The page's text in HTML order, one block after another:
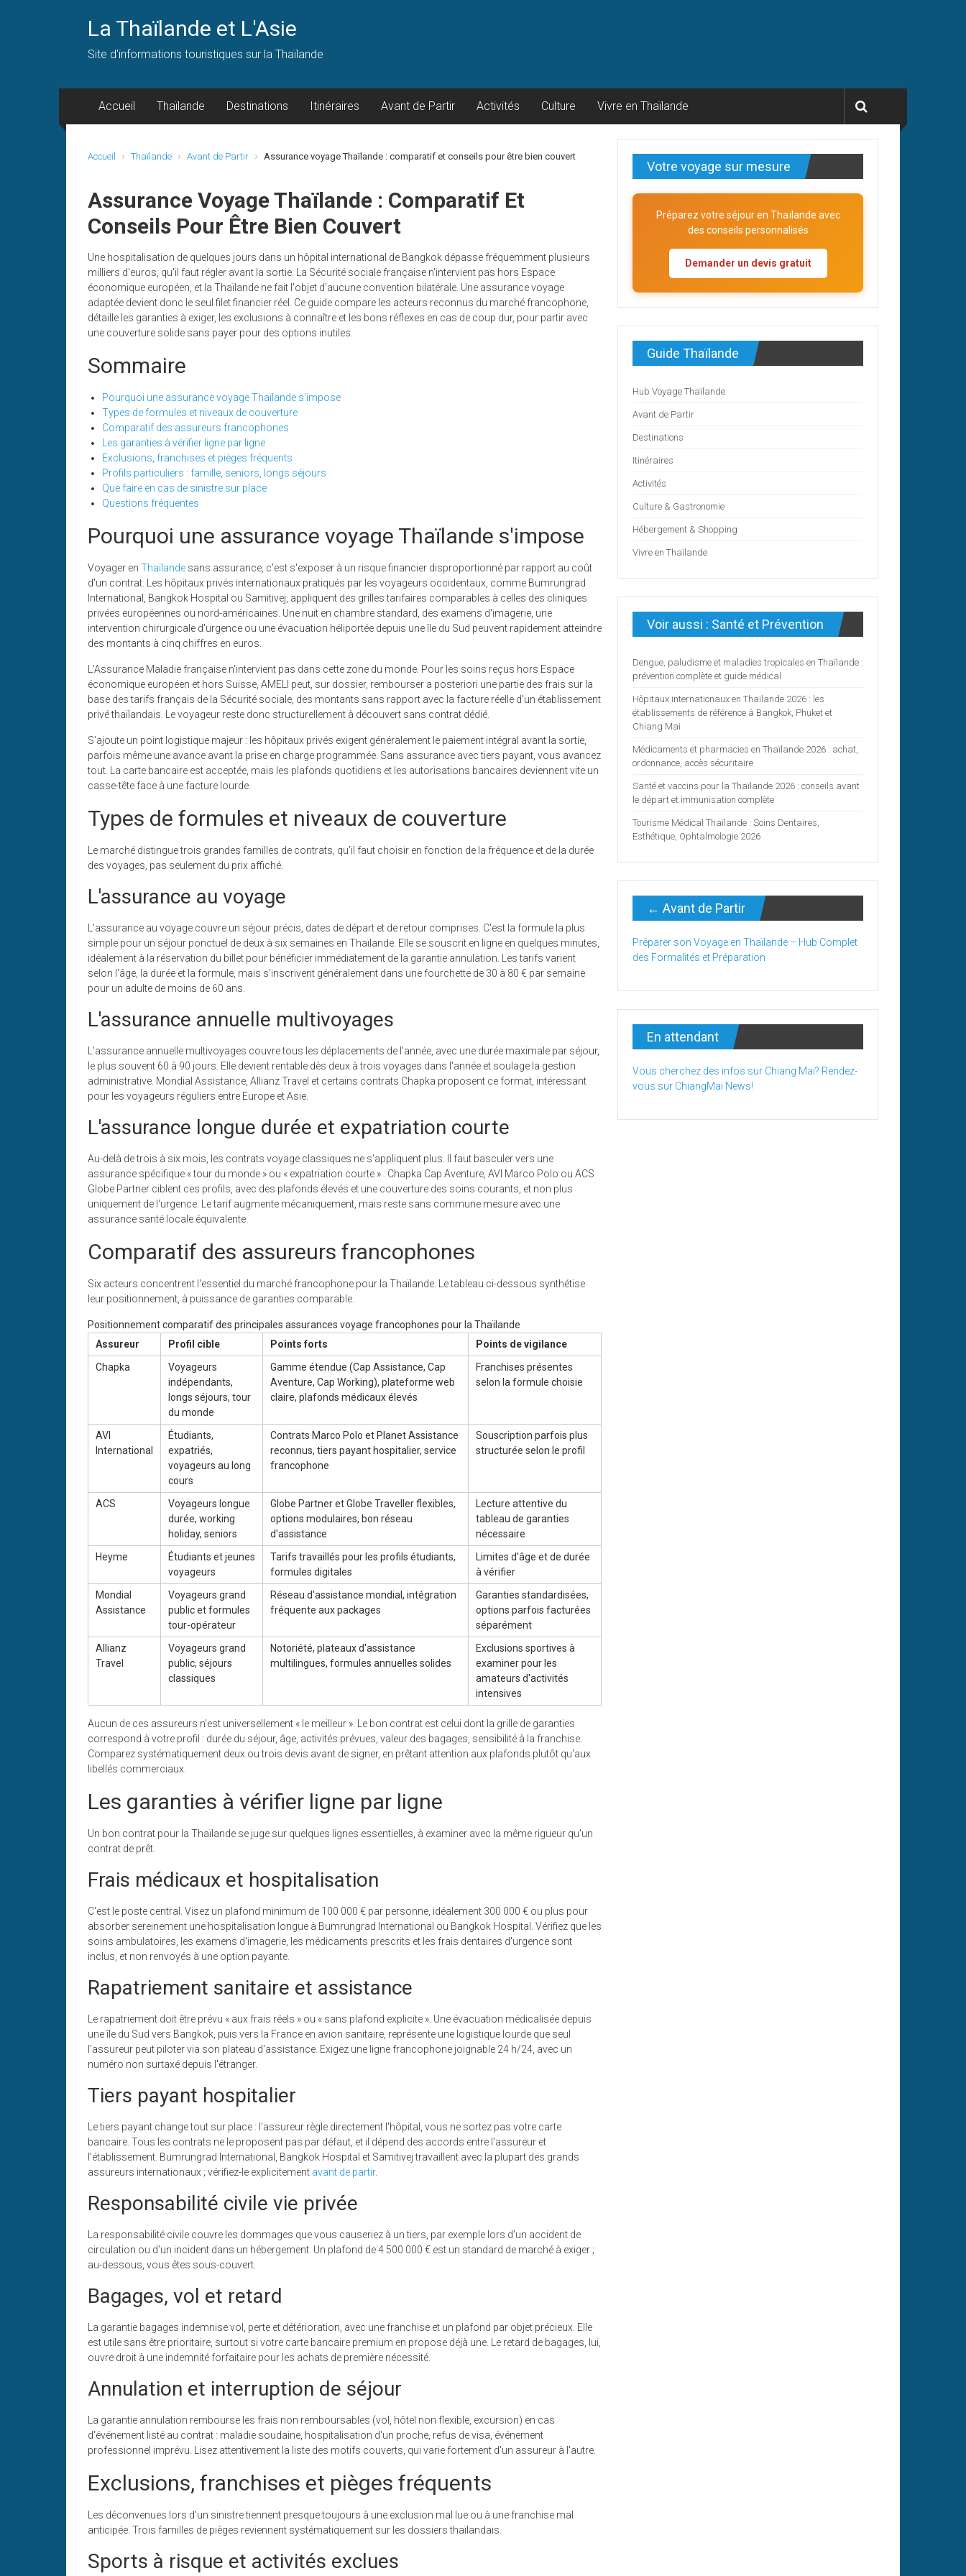
contentLa Thaïlande et L'Asie
Site d'informations touristiques sur la Thaïlande
Accueil Thaïlande Destinations Itinéraires Avant de Partir Activités Culture Vivre en Thaïlande
Accueil Thaïlande Avant de Partir Assurance voyage Thaïlande : comparatif et conseils pour être bien couvert
Assurance Voyage Thaïlande : Comparatif Et
Conseils Pour Être Bien Couvert
Une hospitalisation de quelques jours dans un hôpital international de Bangkok dépasse fréquemment plusieurs
milliers d'euros, qu'il faut régler avant la sortie. La Sécurité sociale française n'intervient pas hors Espace
économique européen, et la Thaïlande ne fait l'objet d'aucune convention bilatérale. Une assurance voyage
adaptée devient donc le seul filet financier réel. Ce guide compare les acteurs reconnus du marché francophone,
détaille les garanties à exiger, les exclusions à connaître et les bons réflexes en cas de coup dur, pour partir avec
une couverture solide sans payer pour des options inutiles.
Sommaire
Pourquoi une assurance voyage Thaïlande s'impose
Types de formules et niveaux de couverture
Comparatif des assureurs francophones
Les garanties à vérifier ligne par ligne
Exclusions, franchises et pièges fréquents
Profils particuliers : famille, seniors, longs séjours
Que faire en cas de sinistre sur place
Questions fréquentes
Pourquoi une assurance voyage Thaïlande s'impose
Voyager en Thaïlande sans assurance, c'est s'exposer à un risque financier disproportionné par rapport au coût
d'un contrat. Les hôpitaux privés internationaux pratiqués par les voyageurs occidentaux, comme Bumrungrad
International, Bangkok Hospital ou Samitivej, appliquent des grilles tarifaires comparables à celles des cliniques
privées européennes ou nord-américaines. Une nuit en chambre standard, des examens d'imagerie, une
intervention chirurgicale d'urgence ou une évacuation héliportée depuis une île du Sud peuvent rapidement atteindre
des montants à cinq chiffres en euros.
L'Assurance Maladie française n'intervient pas dans cette zone du monde. Pour les soins reçus hors Espace
économique européen et hors Suisse, AMELI peut, sur dossier, rembourser a posteriori une partie des frais sur la
base des tarifs français de la Sécurité sociale, des montants sans rapport avec la facture réelle d'un établissement
privé thaïlandais. Le voyageur reste donc structurellement à découvert sans contrat dédié.
S'ajoute un point logistique majeur : les hôpitaux privés exigent généralement le paiement intégral avant la sortie,
parfois même une avance avant la prise en charge programmée. Sans assurance avec tiers payant, vous avancez
tout. La carte bancaire est acceptée, mais les plafonds quotidiens et les autorisations bancaires deviennent vite un
casse-tête face à une facture lourde.
Types de formules et niveaux de couverture
Le marché distingue trois grandes familles de contrats, qu'il faut choisir en fonction de la fréquence et de la durée
des voyages, pas seulement du prix affiché.
L'assurance au voyage
L'assurance au voyage couvre un séjour précis, dates de départ et de retour comprises. C'est la formule la plus
simple pour un séjour ponctuel de deux à six semaines en Thaïlande. Elle se souscrit en ligne en quelques minutes,
idéalement à la réservation du billet pour bénéficier immédiatement de la garantie annulation. Les tarifs varient
selon l'âge, la durée et la formule, mais s'inscrivent généralement dans une fourchette de 30 à 80 € par semaine
pour un adulte de moins de 60 ans.
L'assurance annuelle multivoyages
L'assurance annuelle multivoyages couvre tous les déplacements de l'année, avec une durée maximale par séjour,
le plus souvent 60 à 90 jours. Elle devient rentable dès deux à trois voyages dans l'année et soulage la gestion
administrative. Mondial Assistance, Allianz Travel et certains contrats Chapka proposent ce format, intéressant
pour les voyageurs réguliers entre Europe et Asie.
L'assurance longue durée et expatriation courte
Au-delà de trois à six mois, les contrats voyage classiques ne s'appliquent plus. Il faut basculer vers une
assurance spécifique « tour du monde » ou « expatriation courte » : Chapka Cap Aventure, AVI Marco Polo ou ACS
Globe Partner ciblent ces profils, avec des plafonds élevés et une couverture des soins courants, et non plus
uniquement de l'urgence. Le tarif augmente mécaniquement, mais reste sans commune mesure avec une
assurance santé locale équivalente.
Comparatif des assureurs francophones
Six acteurs concentrent l'essentiel du marché francophone pour la Thaïlande. Le tableau ci-dessous synthétise
leur positionnement, à puissance de garanties comparable.
Positionnement comparatif des principales assurances voyage francophones pour la Thaïlande
Assureur
Profil cible Points forts
Points de vigilance
Chapka
Voyageurs
indépendants,
longs séjours, tour
du monde
Gamme étendue (Cap Assistance, Cap
Aventure, Cap Working), plateforme web
claire, plafonds médicaux élevés
Franchises présentes
selon la formule choisie
AVI
International
Étudiants,
expatriés,
voyageurs au long
cours
Contrats Marco Polo et Planet Assistance
reconnus, tiers payant hospitalier, service
francophone
Souscription parfois plus
structurée selon le profil
ACS
Voyageurs longue
durée, working
holiday, seniors
Globe Partner et Globe Traveller flexibles,
options modulaires, bon réseau
d'assistance
Lecture attentive du
tableau de garanties
nécessaire
Heyme
Étudiants et jeunes
voyageurs
Tarifs travaillés pour les profils étudiants,
formules digitales
Limites d'âge et de durée
à vérifier
Mondial
Assistance
Voyageurs grand
public et formules
tour-opérateur
Réseau d'assistance mondial, intégration
fréquente aux packages
Garanties standardisées,
options parfois facturées
séparément
Allianz
Travel
Voyageurs grand
public, séjours
classiques
Notoriété, plateaux d'assistance
multilingues, formules annuelles solides
Exclusions sportives à
examiner pour les
amateurs d'activités
intensives
Aucun de ces assureurs n'est universellement « le meilleur ». Le bon contrat est celui dont la grille de garanties
correspond à votre profil : durée du séjour, âge, activités prévues, valeur des bagages, sensibilité à la franchise.
Comparez systématiquement deux ou trois devis avant de signer, en prêtant attention aux plafonds plutôt qu'aux
libellés commerciaux.
Les garanties à vérifier ligne par ligne
Un bon contrat pour la Thaïlande se juge sur quelques lignes essentielles, à examiner avec la même rigueur qu'un
contrat de prêt.
Frais médicaux et hospitalisation
C'est le poste central. Visez un plafond minimum de 100 000 € par personne, idéalement 300 000 € ou plus pour
absorber sereinement une hospitalisation longue à Bumrungrad International ou Bangkok Hospital. Vérifiez que les
soins ambulatoires, les examens d'imagerie, les médicaments prescrits et les frais dentaires d'urgence sont
inclus, et non renvoyés à une option payante.
Rapatriement sanitaire et assistance
Le rapatriement doit être prévu « aux frais réels » ou « sans plafond explicite ». Une évacuation médicalisée depuis
une île du Sud vers Bangkok, puis vers la France en avion sanitaire, représente une logistique lourde que seul
l'assureur peut piloter via son plateau d'assistance. Exigez une ligne francophone joignable 24 h/24, avec un
numéro non surtaxé depuis l'étranger.
Tiers payant hospitalier
Le tiers payant change tout sur place : l'assureur règle directement l'hôpital, vous ne sortez pas votre carte
bancaire. Tous les contrats ne le proposent pas par défaut, et il dépend des accords entre l'assureur et
l'établissement. Bumrungrad International, Bangkok Hospital et Samitivej travaillent avec la plupart des grands
assureurs internationaux ; vérifiez-le explicitement avant de partir.
Responsabilité civile vie privée
La responsabilité civile couvre les dommages que vous causeriez à un tiers, par exemple lors d'un accident de
circulation ou d'un incident dans un hébergement. Un plafond de 4 500 000 € est un standard de marché à exiger ;
au-dessous, vous êtes sous-couvert.
Bagages, vol et retard
La garantie bagages indemnise vol, perte et détérioration, avec une franchise et un plafond par objet précieux. Elle
est utile sans être prioritaire, surtout si votre carte bancaire premium en propose déjà une. Le retard de bagages, lui,
ouvre droit à une indemnité forfaitaire pour les achats de première nécessité.
Annulation et interruption de séjour
La garantie annulation rembourse les frais non remboursables (vol, hôtel non flexible, excursion) en cas
d'événement listé au contrat : maladie soudaine, hospitalisation d'un proche, refus de visa, événement
professionnel imprévu. Lisez attentivement la liste des motifs couverts, qui varie fortement d'un assureur à l'autre.
Exclusions, franchises et pièges fréquents
Les déconvenues lors d'un sinistre tiennent presque toujours à une exclusion mal lue ou à une franchise mal
anticipée. Trois familles de pièges reviennent systématiquement sur les dossiers thaïlandais.
Sports à risque et activités exclues
Votre voyage sur mesure
Préparez votre séjour en Thaïlande avec
des conseils personnalisés
Demander un devis gratuit
Guide Thaïlande
Hub Voyage Thaïlande
Avant de Partir
Destinations
Itinéraires
Activités
Culture & Gastronomie
Hébergement & Shopping
Vivre en Thaïlande
Voir aussi : Santé et Prévention
Dengue, paludisme et maladies tropicales en Thaïlande :
prévention complète et guide médical
Hôpitaux internationaux en Thaïlande 2026 : les
établissements de référence à Bangkok, Phuket et
Chiang Mai
Médicaments et pharmacies en Thaïlande 2026 : achat,
ordonnance, accès sécuritaire
Santé et vaccins pour la Thaïlande 2026 : conseils avant
le départ et immunisation complète
Tourisme Médical Thaïlande : Soins Dentaires,
Esthétique, Ophtalmologie 2026
← Avant de Partir
Préparer son Voyage en Thaïlande – Hub Complet
des Formalités et Préparation
En attendant
Vous cherchez des infos sur Chiang Mai? Rendez-
vous sur ChiangMai News!